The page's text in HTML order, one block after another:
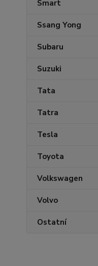
Smart
Ssang Yong
Subaru
Suzuki
Tata
Tatra
Tesla
Toyota
Volkswagen
Volvo
Ostatní